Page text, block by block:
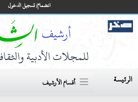
انضمام/ تسجيل الدخول
للمجلات الأدبية
الرئيسة أقسام الأرشيف